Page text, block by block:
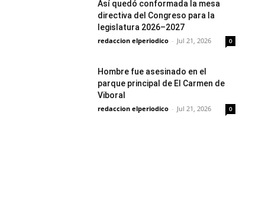
Así quedó conformada la mesa
directiva del Congreso para la
legislatura 2026–2027
redaccion elperiodico - Jul 21, 2026 0
Hombre fue asesinado en el
parque principal de El Carmen de
Viboral
redaccion elperiodico - Jul 21, 2026 0